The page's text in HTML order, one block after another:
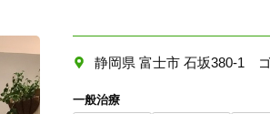
静岡県 富士市 石坂380-1
一般治療